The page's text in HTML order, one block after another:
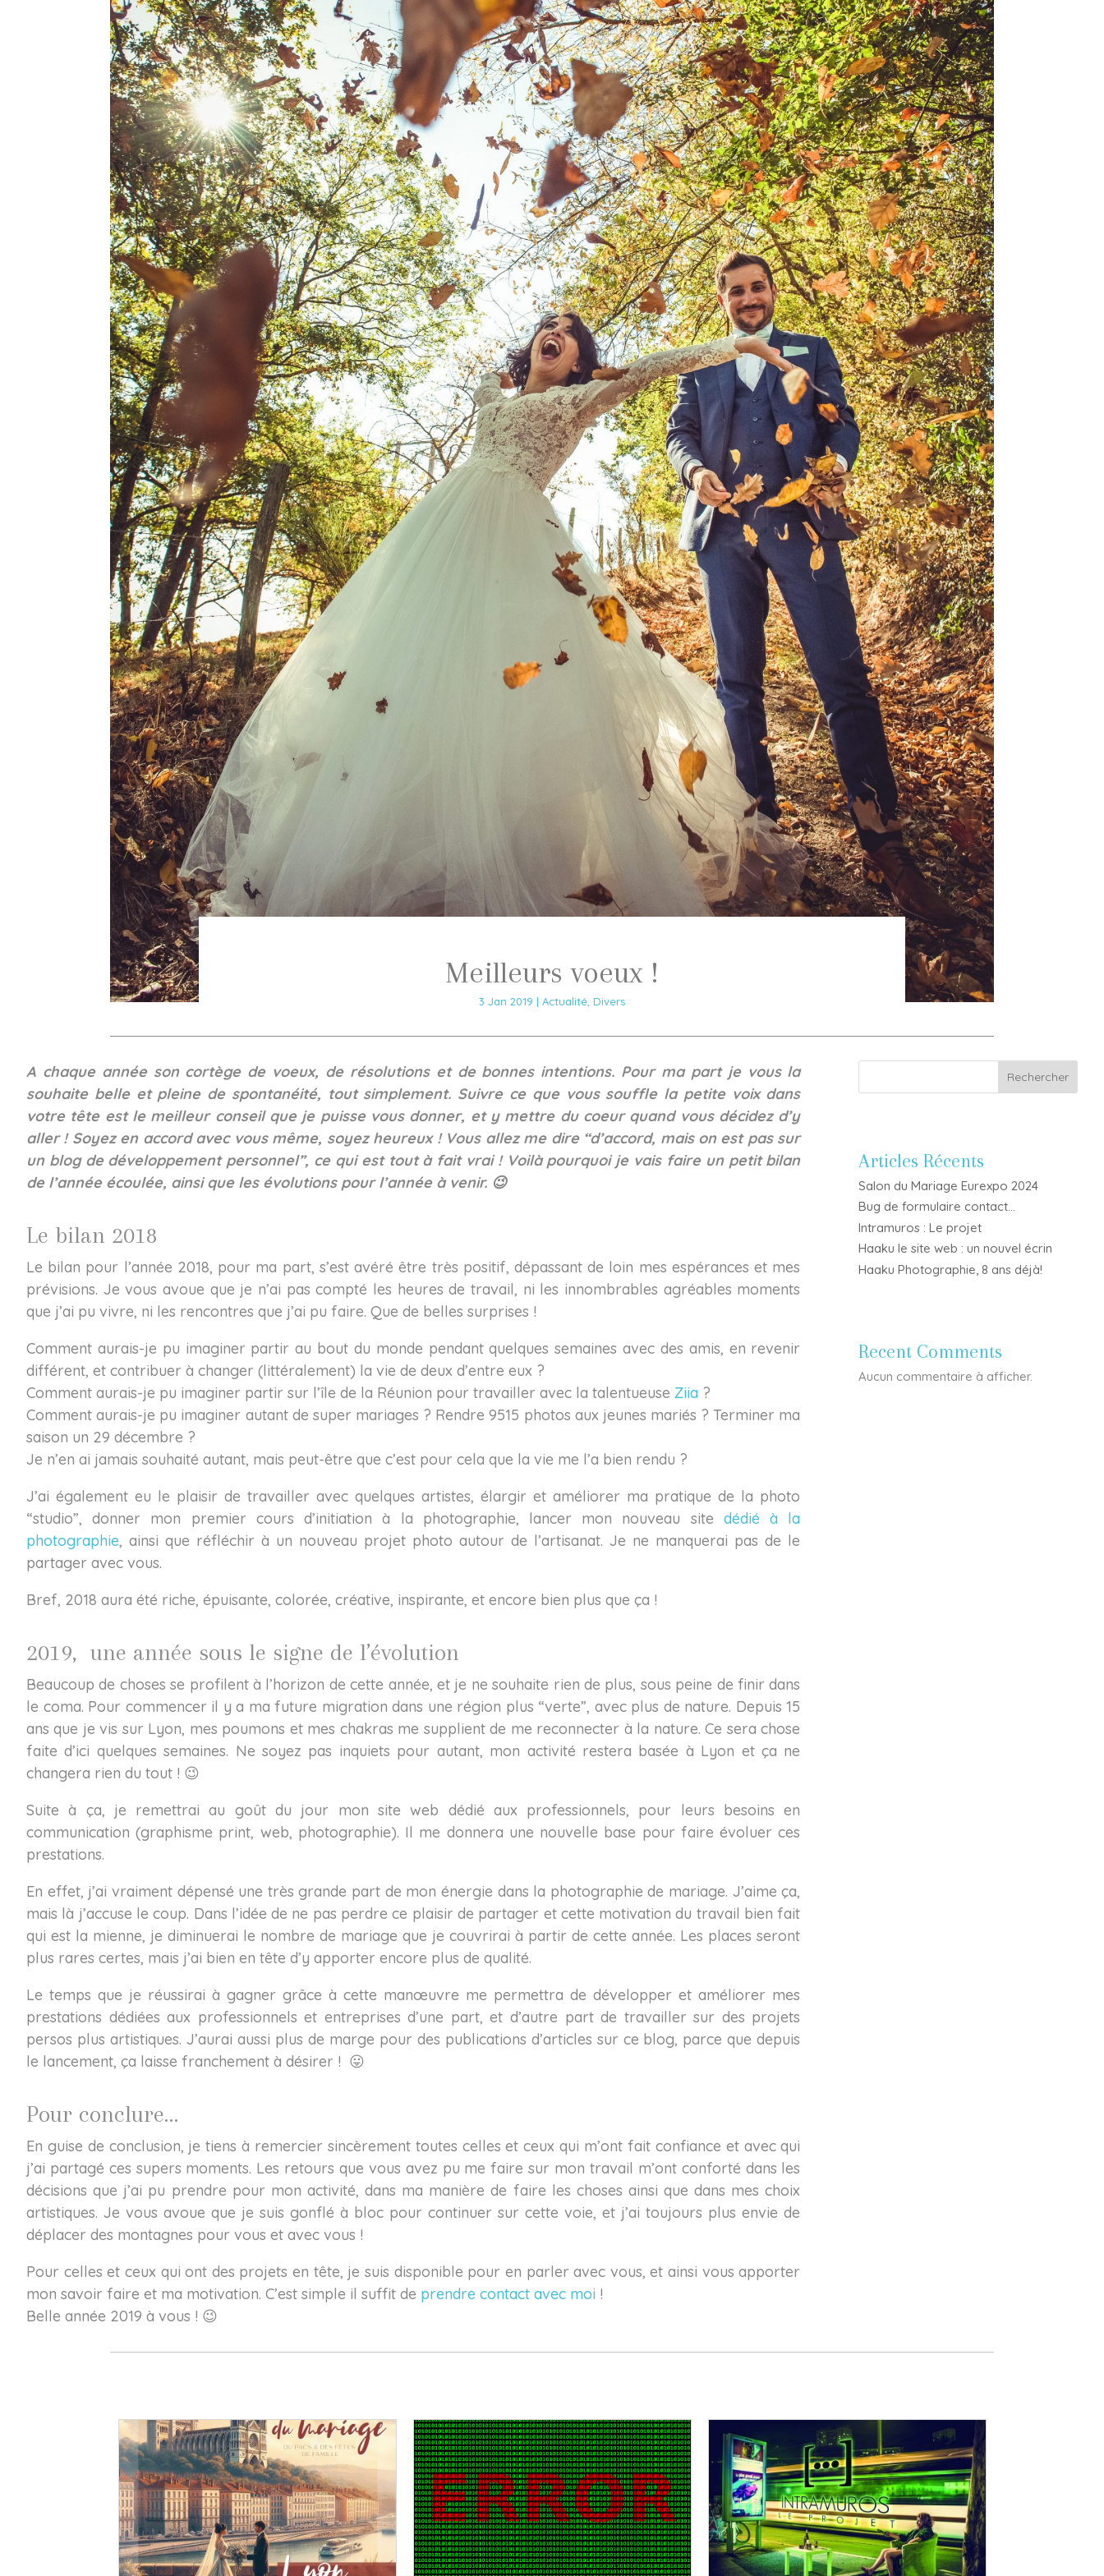
Meilleurs voeux !
3 Jan 2019 | Actualité, Divers
A chaque année son cortège de voeux, de résolutions et de bonnes intentions. Pour ma part je vous la
souhaite belle et pleine de spontanéité, tout simplement. Suivre ce que vous souffle la petite voix dans
votre tête est le meilleur conseil que je puisse vous donner, et y mettre du coeur quand vous décidez d’y
aller ! Soyez en accord avec vous même, soyez heureux ! Vous allez me dire “d’accord, mais on est pas sur
un blog de développement personnel”, ce qui est tout à fait vrai ! Voilà pourquoi je vais faire un petit bilan
de l’année écoulée, ainsi que les évolutions pour l’année à venir. 😉
Le bilan 2018
Le bilan pour l’année 2018, pour ma part, s’est avéré être très positif, dépassant de loin mes espérances et mes
prévisions. Je vous avoue que je n’ai pas compté les heures de travail, ni les innombrables agréables moments
que j’ai pu vivre, ni les rencontres que j’ai pu faire. Que de belles surprises !
Comment aurais-je pu imaginer partir au bout du monde pendant quelques semaines avec des amis, en revenir
différent, et contribuer à changer (littéralement) la vie de deux d’entre eux ?
Comment aurais-je pu imaginer partir sur l’île de la Réunion pour travailler avec la talentueuse Ziia ?
Comment aurais-je pu imaginer autant de super mariages ? Rendre 9515 photos aux jeunes mariés ? Terminer ma
saison un 29 décembre ?
Je n’en ai jamais souhaité autant, mais peut-être que c’est pour cela que la vie me l’a bien rendu ?
J’ai également eu le plaisir de travailler avec quelques artistes, élargir et améliorer ma pratique de la photo
“studio”, donner mon premier cours d’initiation à la photographie, lancer mon nouveau site dédié à la
photographie, ainsi que réfléchir à un nouveau projet photo autour de l’artisanat. Je ne manquerai pas de le
partager avec vous.
Bref, 2018 aura été riche, épuisante, colorée, créative, inspirante, et encore bien plus que ça !
2019, une année sous le signe de l’évolution
Beaucoup de choses se profilent à l’horizon de cette année, et je ne souhaite rien de plus, sous peine de finir dans
le coma. Pour commencer il y a ma future migration dans une région plus “verte”, avec plus de nature. Depuis 15
ans que je vis sur Lyon, mes poumons et mes chakras me supplient de me reconnecter à la nature. Ce sera chose
faite d’ici quelques semaines. Ne soyez pas inquiets pour autant, mon activité restera basée à Lyon et ça ne
changera rien du tout ! 😉
Suite à ça, je remettrai au goût du jour mon site web dédié aux professionnels, pour leurs besoins en
communication (graphisme print, web, photographie). Il me donnera une nouvelle base pour faire évoluer ces
prestations.
En effet, j’ai vraiment dépensé une très grande part de mon énergie dans la photographie de mariage. J’aime ça,
mais là j’accuse le coup. Dans l’idée de ne pas perdre ce plaisir de partager et cette motivation du travail bien fait
qui est la mienne, je diminuerai le nombre de mariage que je couvrirai à partir de cette année. Les places seront
plus rares certes, mais j’ai bien en tête d’y apporter encore plus de qualité.
Le temps que je réussirai à gagner grâce à cette manœuvre me permettra de développer et améliorer mes
prestations dédiées aux professionnels et entreprises d’une part, et d’autre part de travailler sur des projets
persos plus artistiques. J’aurai aussi plus de marge pour des publications d’articles sur ce blog, parce que depuis
le lancement, ça laisse franchement à désirer ! 😛
Pour conclure…
En guise de conclusion, je tiens à remercier sincèrement toutes celles et ceux qui m’ont fait confiance et avec qui
j’ai partagé ces supers moments. Les retours que vous avez pu me faire sur mon travail m’ont conforté dans les
décisions que j’ai pu prendre pour mon activité, dans ma manière de faire les choses ainsi que dans mes choix
artistiques. Je vous avoue que je suis gonflé à bloc pour continuer sur cette voie, et j’ai toujours plus envie de
déplacer des montagnes pour vous et avec vous !
Pour celles et ceux qui ont des projets en tête, je suis disponible pour en parler avec vous, et ainsi vous apporter
mon savoir faire et ma motivation. C’est simple il suffit de prendre contact avec moi !
Belle année 2019 à vous ! 😉
Rechercher
Articles Récents
Salon du Mariage Eurexpo 2024
Bug de formulaire contact…
Intramuros : Le projet
Haaku le site web : un nouvel écrin
Haaku Photographie, 8 ans déjà!
Recent Comments
Aucun commentaire à afficher.